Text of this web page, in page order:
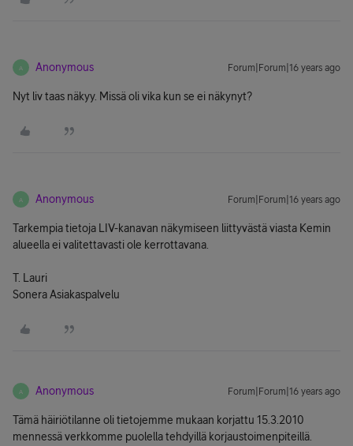
A Anonymous Forum|Forum|16 years ago
Nyt liv taas näkyy. Missä oli vika kun se ei näkynyt?
A Anonymous Forum|Forum|16 years ago
Tarkempia tietoja LIV-kanavan näkymiseen liittyvästä viasta Kemin
alueella ei valitettavasti ole kerrottavana.
T. Lauri
Sonera Asiakaspalvelu
A Anonymous Forum|Forum|16 years ago
Tämä häiriötilanne oli tietojemme mukaan korjattu 15.3.2010
mennessä verkkomme puolella tehdyillä korjaustoimenpiteillä.